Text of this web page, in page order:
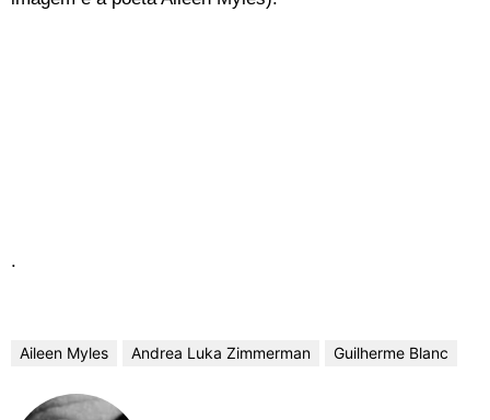
.
Aileen Myles Andrea Luka Zimmerman Guilherme Blanc